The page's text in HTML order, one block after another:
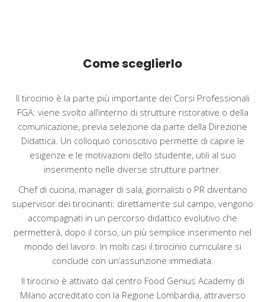
Come sceglierlo
Il tirocinio è la parte più importante dei Corsi Professionali
FGA: viene svolto all’interno di strutture ristorative o della
comunicazione, previa selezione da parte della Direzione
Didattica. Un colloquio conoscitivo permette di capire le
esigenze e le motivazioni dello studente, utili al suo
inserimento nelle diverse strutture partner.
Chef di cucina, manager di sala, giornalisti o PR diventano
supervisor dei tirocinanti: direttamente sul campo, vengono
accompagnati in un percorso didattico evolutivo che
permetterà, dopo il corso, un più semplice inserimento nel
mondo del lavoro. In molti casi il tirocinio curriculare si
conclude con un’assunzione immediata.
Il tirocinio è attivato dal centro Food Genius Academy di
Milano accreditato con la Regione Lombardia, attraverso